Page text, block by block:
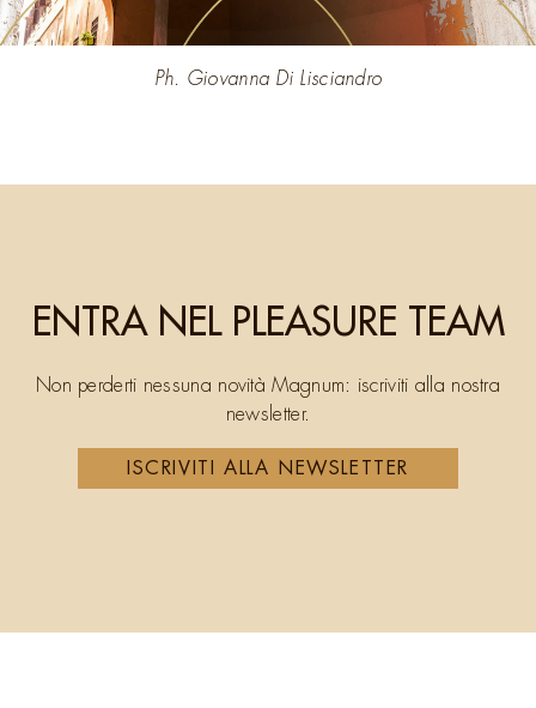
Ph. Giovanna Di Lisciandro
ENTRA NEL PLEASURE TEAM
Non perderti nessuna novità Magnum: iscriviti alla nostra
newsletter.
ISCRIVITI ALLA NEWSLETTER